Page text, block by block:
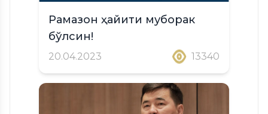
Рамазон ҳайити муборак
бўлсин!
20.04.2023 13340